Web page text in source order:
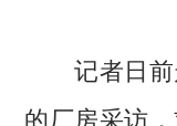
记者日前
的厂房采访